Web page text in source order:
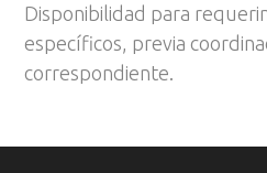
Disponibilidad para
específicos, previa
correspondiente.